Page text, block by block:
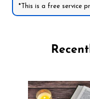
*This is a free service